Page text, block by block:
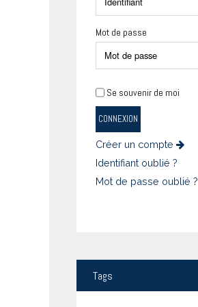
Mot de passe
Se souvenir de moi
CONNEXION
Créer un compte
Identifiant oublié ?
Mot de passe oublié ?
Tags